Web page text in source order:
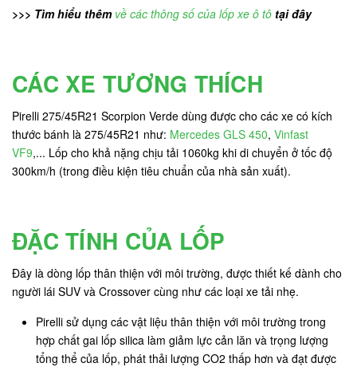
>>> Tìm hiểu thêm về các thông số của lốp xe ô tô tại đây
CÁC XE TƯƠNG THÍCH
Pirelli 275/45R21 Scorpion Verde dùng được cho các xe có kích
thước bánh là 275/45R21 như: Mercedes GLS 450, Vinfast
VF9,... Lốp cho khả nặng chịu tải 1060kg khi di chuyển ở tốc độ
300km/h (trong điều kiện tiêu chuẩn của nhà sản xuất).
ĐẶC TÍNH CỦA LỐP
Đây là dòng lốp thân thiện với môi trường, được thiết kế dành cho
người lái SUV và Crossover cùng như các loại xe tải nhẹ.
Pirelli sử dụng các vật liệu thân thiện với môi trường trong
hợp chất gai lốp silica làm giảm lực cản lăn và trọng lượng
tổng thể của lốp, phát thải lượng CO2 thấp hơn và đạt được